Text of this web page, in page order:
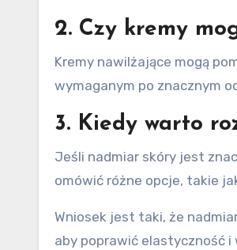
2. Czy kremy
Kremy nawilżające mogą
wymaganym po znacznym
3. Kiedy warto
Jeśli nadmiar skóry jest
omówić różne opcje, takie
Wniosek jest taki, że
aby poprawić elastyczność